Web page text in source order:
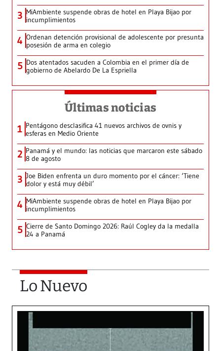
3 MiAmbiente suspende obras de hotel en Playa Bijao por
incumplimientos
4 Ordenan detención provisional de adolescente por presunta
posesión de arma en colegio
5 Dos atentados sacuden a Colombia en el primer día de
gobierno de Abelardo De La Espriella
Últimas noticias
1 Pentágono desclasifica 41 nuevos archivos de ovnis y
esferas en Medio Oriente
2 Panamá y el mundo: las noticias que marcaron este sábado
8 de agosto
3 Joe Biden enfrenta un duro momento por el cáncer: ‘Tiene
dolor y está muy débil’
4 MiAmbiente suspende obras de hotel en Playa Bijao por
incumplimientos
5 Cierre de Santo Domingo 2026: Raúl Cogley da la medalla
24 a Panamá
Lo Nuevo